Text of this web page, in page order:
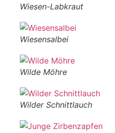
Wiesen-Labkraut
Wiesensalbei
Wilde Möhre
Wilder Schnittlauch